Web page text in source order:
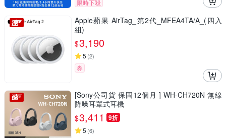
限時下殺
Apple蘋果 AirTag_第2代_MFEA4TA/A_(四入
組)
$3,190
5 (2)
券
[Sony公司貨 保固12個月 ] WH-CH720N 無線
降噪耳罩式耳機
$3,411 9折
5 (6)